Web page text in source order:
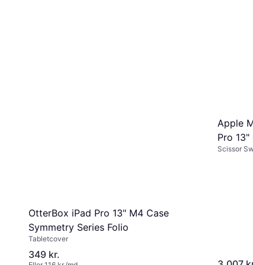
OtterBox iPad Pro 13" M4 Case
Symmetry Series Folio
Tabletcover
349 kr.
Apple
Pro
Scissor